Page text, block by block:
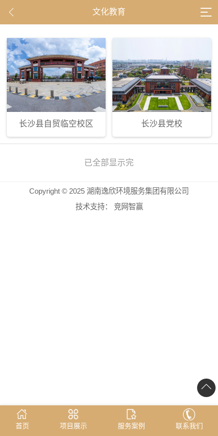
文化教育
长沙县自贸临空校区 长沙县党校
已全部显示完
首页 项目展示 服务案例 联系我们
Copyright © 2025 湖南逸欣环境服务集团有限公司
技术支持：
竞网智赢